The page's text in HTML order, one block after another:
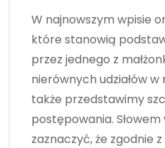
W najnowszym wpisie
które stanowią
przez jednego z
nierównych udziałów
także przedstawimy
postępowania.
zaznaczyć, że zgodnie